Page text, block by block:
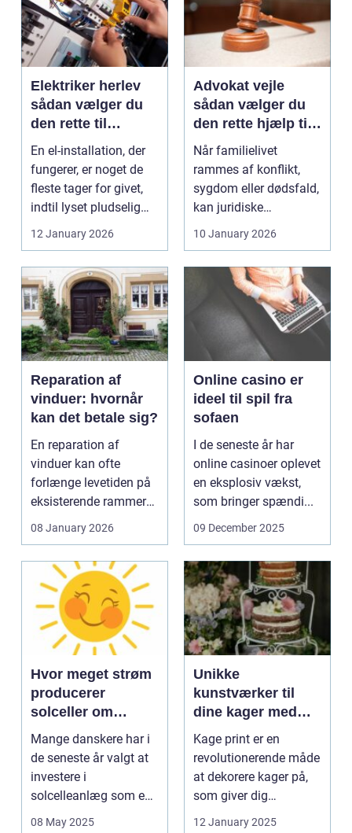
Elektriker herlev
sådan vælger du
den rette til
opgaven
En el-installation, der
fungerer, er noget de
fleste tager for givet,
indtil lyset pludselig
12 January 2026
Advokat vejle
sådan vælger du
den rette hjælp til
familien
Når familielivet
rammes af konflikt,
sygdom eller dødsfald,
kan juridiske
vokse si...
10 January 2026
Reparation af
vinduer: hvornår
kan det betale sig?
En reparation af
vinduer kan ofte
forlænge levetiden på
eksisterende rammer
08 January 2026
Online casino er
ideel til spil fra
sofaen
I de seneste år har
online casinoer oplevet
en eksplosiv vækst,
som bringer spændi...
09 December 2025
Hvor meget strøm
producerer
solceller om
vinteren?
Mange danskere har i
de seneste år valgt at
investere i
solcelleanlæg som en
08 May 2025
Unikke
kunstværker til
dine kager med
kage print
Kage print er en
revolutionerende måde
at dekorere kager på,
som giver dig
12 January 2025